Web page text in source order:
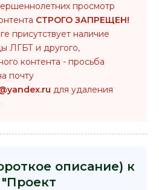
просмотр
СТРОГО ЗАПРЕЩЕН!
присутствует наличие
ЛГБТ и другого,
контента - просьба
почту
для удаления
описание) к